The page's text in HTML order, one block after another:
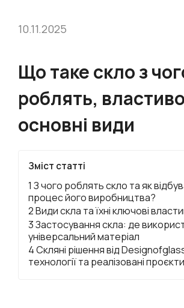
10.11.2025
Що таке скло з
роблять,
основні види
Зміст статті
1 З чого роблять скло та як
процес його виробництва?
2 Види скла та їхні ключові
3 Застосування скла: де
універсальний матеріал
4 Скляні рішення від
технології та реалізовані проєкти